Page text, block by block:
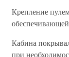
Крепление
обеспечивающей
Кабина
при